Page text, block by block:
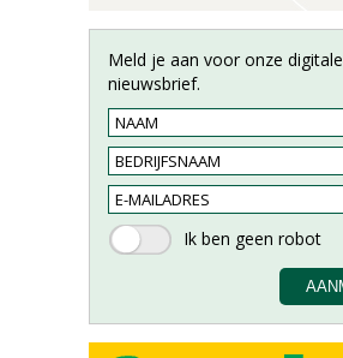
Meld je aan voor onze digitale
nieuwsbrief.